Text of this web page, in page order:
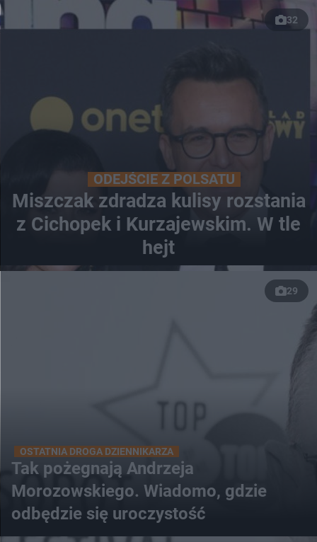
32
ODEJŚCIE Z POLSATU
Miszczak zdradza kulisy rozstania
z Cichopek i Kurzajewskim. W tle
hejt
29
OSTATNIA DROGA DZIENNIKARZA
Tak pożegnają Andrzeja
Morozowskiego. Wiadomo, gdzie
odbędzie się uroczystość